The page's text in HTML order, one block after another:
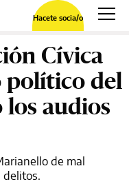
Hacete socia/o
Cívica
político del
los audios
de mal
delitos.